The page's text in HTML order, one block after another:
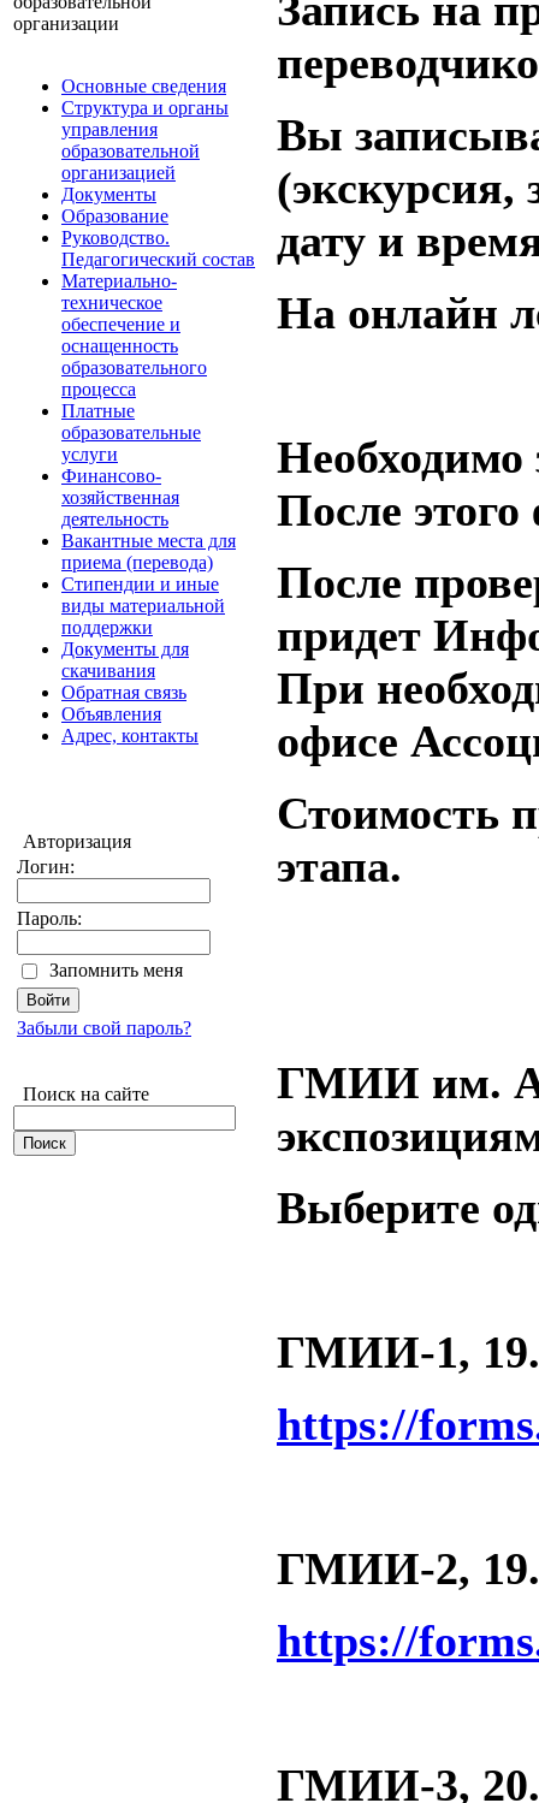
организации
Основные сведения
Структура и органы
управления
образовательной
организацией
Документы
Образование
Руководство.
Педагогический состав
Материально-
техническое
обеспечение и
оснащенность
образовательного
процесса
Платные
образовательные
услуги
Финансово-
хозяйственная
деятельность
Вакантные места для
приема (перевода)
Стипендии и иные
виды материальной
поддержки
Документы для
скачивания
Обратная связь
Объявления
Адрес, контакты
Авторизация
Логин:
Пароль:
Запомнить меня
Забыли свой пароль?
Поиск на сайте
Вы
(экскурсия,
дату и
На онлайн
Необходимо
После
После
придет
При
офисе
Стоимость
этапа.
ГМИИ им.
Выберите
ГМИИ-1,
https://
ГМИИ-2,
https://
ГМИИ-3,